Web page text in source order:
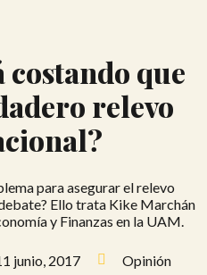
costando que
relevo
para asegurar el relevo
Ello trata Kike Marchán
y Finanzas en la UAM.
junio, 2017 Opinión